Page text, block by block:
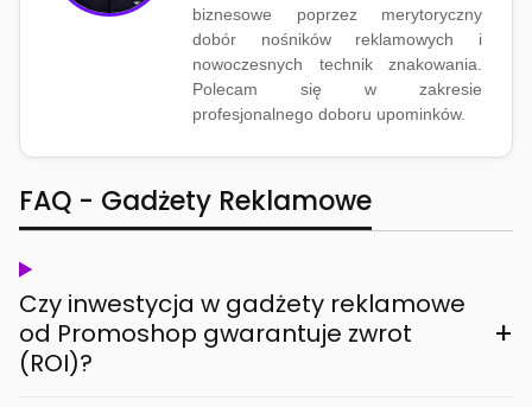
biznesowe poprzez merytoryczny
dobór nośników reklamowych i
nowoczesnych technik znakowania.
Polecam się w zakresie
profesjonalnego doboru upominków.
FAQ - Gadżety Reklamowe
Czy inwestycja w gadżety reklamowe
od Promoshop gwarantuje zwrot
(ROI)?
+